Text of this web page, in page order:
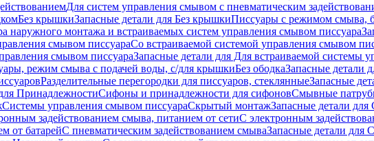
Для систем управления смывом с пневматическим
Без крышкиЗапасные детали для Без крышкиПиссуары с режимом смыва,
наружного монтажа и встраиваемых систем управления смывом писсуара
смывом писсуараСо встраиваемой системой управления смывом
смывом писсуараЗапасные детали для Для встраиваемой системы
режим смыва с подачей воды, с/для крышкиБез ободкаЗапасные детали
Разделительные перегородки для писсуаров, стеклянныеЗапасные
ПринадлежностиСифоны и принадлежности для сифоновСмывные
Системы управления смывом писсуараСкрытый монтажЗапасные детали
задействованием смыва, питанием от сетиС электронным
от батарейС пневматическим задействованием смываЗапасные детали для